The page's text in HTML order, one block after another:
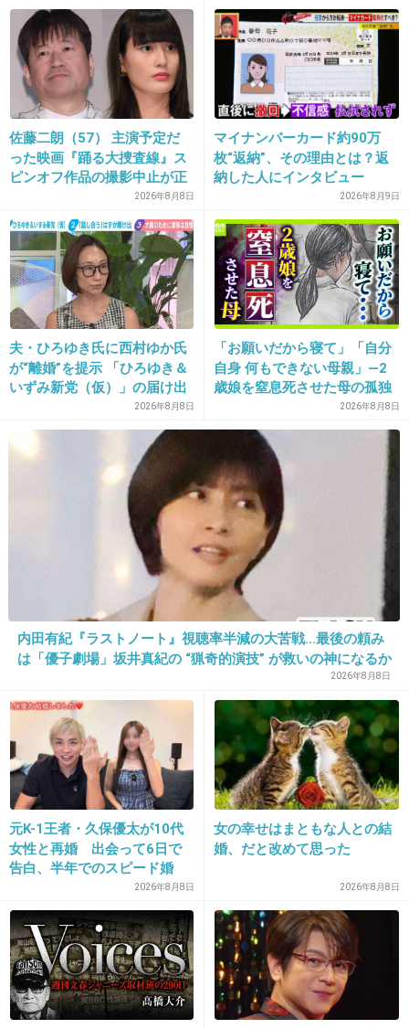
26. 匿名2026/07/07(火) 21:16:28
>>1
古内東子なら分かってくれるさ
1件の返信
-2
27. 匿名2026/07/07(火) 21:16:42
親からの愛情欠如。自己肯定感の低さがありすぐ悲観的に
なる。
+8 -2
28. 匿名2026/07/07(火) 21:16:48
>>1
ソワソワしてる自分を楽しめる方法を考えてみる、
それって器用な生き方に繋がるよ
>>1
逃げたい気持ち、わかるよ。
「この浅い関係で勝手に好意を持たれてもね。
深く知ったらどうせ嫌いになるくせに。いつか
嫌いに心変わりするくらいなら、初めから好意
なんて持たないでくれ」と思う。
+47 -1
30. 匿名 2026/07/07(火) 21:18:37
>>26
追いかけられると逃げたくなる
+11
佐藤二朗（57） 主演予定だ
った映画『踊る大捜査線』ス
ピンオフ作品の撮影中止が正
2026年8月8日
マイナンバーカード約90万
枚“返納”、その理由とは？返
納した人にインタビュー
2026年8月9日
夫・ひろゆき氏に西村ゆか氏
が“離婚”を提示 「ひろゆき＆
いずみ新党（仮）」の届け出
を知らされず激怒「信頼関係
が保てない状態で夫婦を続け
るのは無理」
2026年8月8日
「お願いだから寝て」「自分
自身 何もできない母親」―2
歳娘を窒息死させた母の孤独
「娘は『ママどうして』と」
限界の年子ワンオペ育児 法
廷での懺悔と声なきSOS
2026年8月8日
内田有紀『ラストノート』視聴率半減の大苦戦…最後の頼み
は「優子劇場」坂井真紀の “猟奇的演技” が救いの神になるか
2026年8月8日
元K-1王者・久保優太が10代
女性と再婚 出会って6日で
告白、半年でのスピード婚
2026年8月8日
女の幸せはまともな人との結
婚、だと改めて思った
2026年8月8日